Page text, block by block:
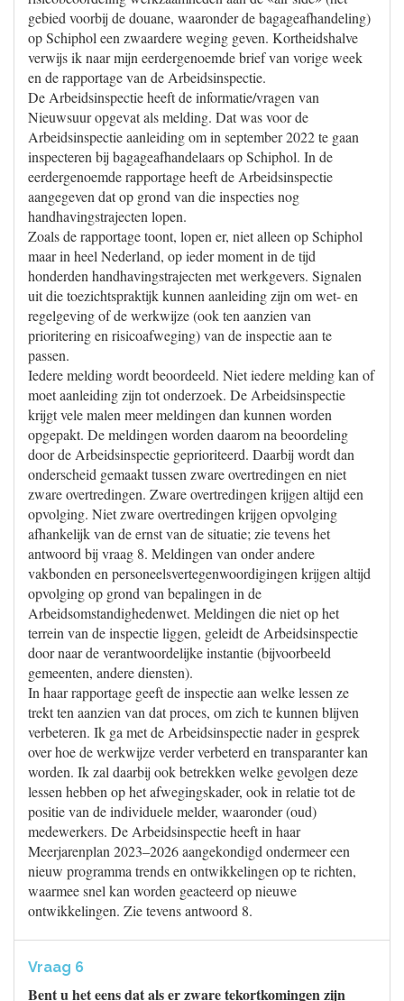
gebied voorbij de douane, waaronder de bagageafhandeling)
op Schiphol een zwaardere weging geven. Kortheidshalve
verwijs ik naar mijn eerdergenoemde brief van vorige week
en de rapportage van de Arbeidsinspectie.
De Arbeidsinspectie heeft de informatie/vragen van
Nieuwsuur opgevat als melding. Dat was voor de
Arbeidsinspectie aanleiding om in september 2022 te gaan
inspecteren bij bagageafhandelaars op Schiphol. In de
eerdergenoemde rapportage heeft de Arbeidsinspectie
aangegeven dat op grond van die inspecties nog
handhavingstrajecten lopen.
Zoals de rapportage toont, lopen er, niet alleen op Schiphol
maar in heel Nederland, op ieder moment in de tijd
honderden handhavingstrajecten met werkgevers. Signalen
uit die toezichtspraktijk kunnen aanleiding zijn om wet- en
regelgeving of de werkwijze (ook ten aanzien van
prioritering en risicoafweging) van de inspectie aan te
passen.
Iedere melding wordt beoordeeld. Niet iedere melding kan of
moet aanleiding zijn tot onderzoek. De Arbeidsinspectie
krijgt vele malen meer meldingen dan kunnen worden
opgepakt. De meldingen worden daarom na beoordeling
door de Arbeidsinspectie geprioriteerd. Daarbij wordt dan
onderscheid gemaakt tussen zware overtredingen en niet
zware overtredingen. Zware overtredingen krijgen altijd een
opvolging. Niet zware overtredingen krijgen opvolging
afhankelijk van de ernst van de situatie; zie tevens het
antwoord bij vraag 8. Meldingen van onder andere
vakbonden en personeelsvertegenwoordigingen krijgen altijd
opvolging op grond van bepalingen in de
Arbeidsomstandighedenwet. Meldingen die niet op het
terrein van de inspectie liggen, geleidt de Arbeidsinspectie
door naar de verantwoordelijke instantie (bijvoorbeeld
gemeenten, andere diensten).
In haar rapportage geeft de inspectie aan welke lessen ze
trekt ten aanzien van dat proces, om zich te kunnen blijven
verbeteren. Ik ga met de Arbeidsinspectie nader in gesprek
over hoe de werkwijze verder verbeterd en transparanter kan
worden. Ik zal daarbij ook betrekken welke gevolgen deze
lessen hebben op het afwegingskader, ook in relatie tot de
positie van de individuele melder, waaronder (oud)
medewerkers. De Arbeidsinspectie heeft in haar
Meerjarenplan 2023–2026 aangekondigd ondermeer een
nieuw programma trends en ontwikkelingen op te richten,
waarmee snel kan worden geacteerd op nieuwe
ontwikkelingen. Zie tevens antwoord 8.
Vraag 6
Bent u het eens dat als er zware tekortkomingen zijn